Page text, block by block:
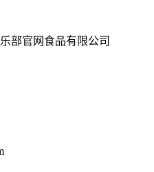
部官网食品有限公司